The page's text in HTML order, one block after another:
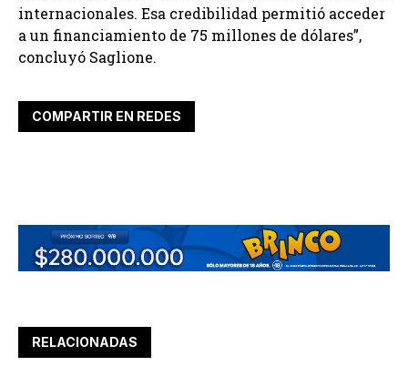
internacionales. Esa credibilidad permitió acceder
a un financiamiento de 75 millones de dólares”,
concluyó Saglione.
COMPARTIR EN REDES
RELACIONADAS